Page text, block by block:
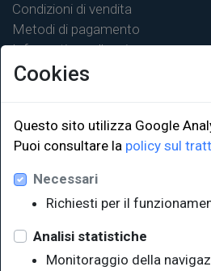
Condizioni di vendita
Metodi di pagamento
Informativa sulla privacy
LINK ISTITUZIONALI
Università degli Studi di Trieste
Sistema Bibliotecario di Ateneo
EUT in cifre
Cookies
Questo sito utilizza Google
Puoi consultare la policy sul
Necessari
Richiesti per il
Analisi statistiche
Monitoraggio della